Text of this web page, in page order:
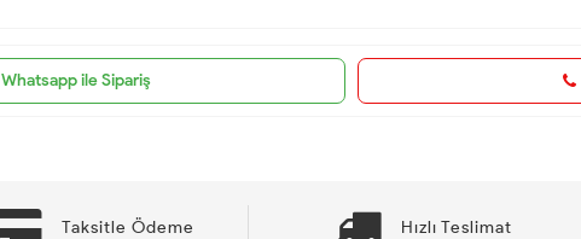
Whatsapp ile Sipariş
Taksitle Ödeme Hızlı Teslimat